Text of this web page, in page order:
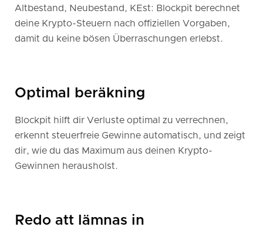
Altbestand, Neubestand, KEst: Blockpit berechnet
deine Krypto-Steuern nach offiziellen Vorgaben,
damit du keine bösen Überraschungen erlebst.
Optimal beräkning
Blockpit hilft dir Verluste optimal zu verrechnen,
erkennt steuerfreie Gewinne automatisch, und zeigt
dir, wie du das Maximum aus deinen Krypto-
Gewinnen herausholst.
Redo att lämnas in